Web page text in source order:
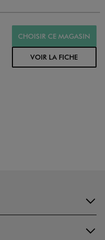
CHOISIR CE MAGASIN
VOIR LA FICHE